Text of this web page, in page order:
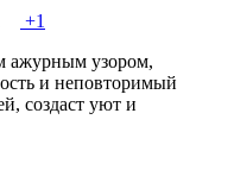
+1
ажурным узором,
и неповторимый
создаст уют и